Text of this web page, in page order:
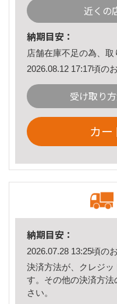
近くの
納期目安：
店舗在庫不足の為、取
2026.08.12 17:17頃の
受け取り
カー
納期目安：
2026.07.28 13:25頃の
決済方法が、クレジッ
す。その他の決済方法
さい。